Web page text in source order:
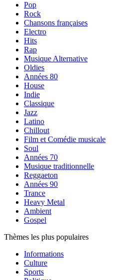
Pop
Rock
Chansons françaises
Electro
Hits
Rap
Musique Alternative
Oldies
Années 80
House
Indie
Classique
Jazz
Latino
Chillout
Film et Comédie musicale
Soul
Années 70
Musique traditionnelle
Reggaeton
Années 90
Trance
Heavy Metal
Ambient
Gospel
Thèmes les plus populaires
Informations
Culture
Sports